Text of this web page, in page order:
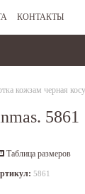
КОНТАКТЫ
кожзам черная
5861
Таблица размеров
5861